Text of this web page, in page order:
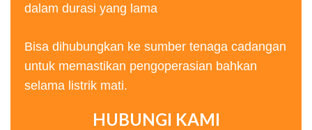
dalam durasi yang lama
Bisa dihubungkan ke sumber tenaga cadangan
untuk memastikan pengoperasian bahkan
selama listrik mati.
HUBUNGI KAMI